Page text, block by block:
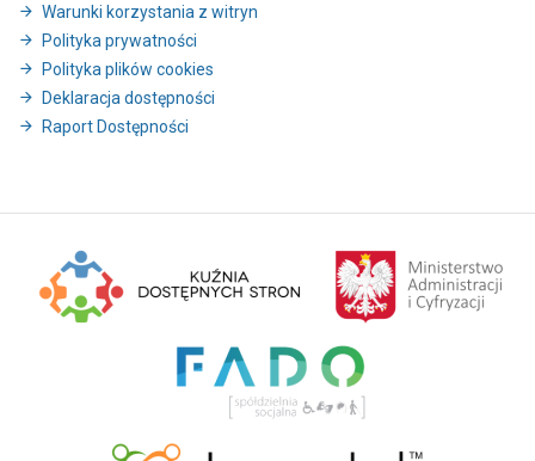
Warunki korzystania z witryn
Polityka prywatności
Polityka plików cookies
Deklaracja dostępności
Raport Dostępności